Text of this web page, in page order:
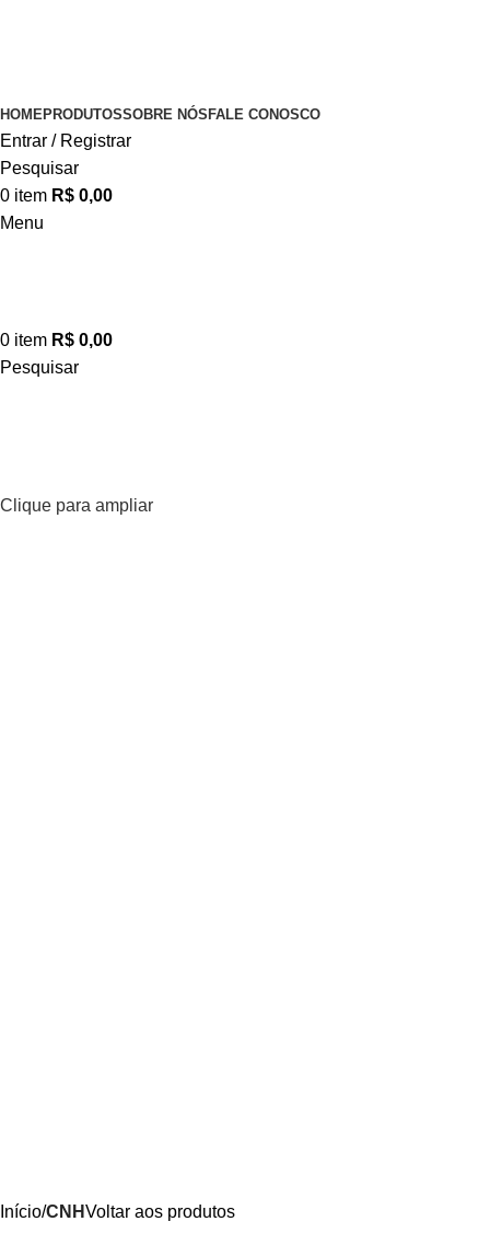
HOMEPRODUTOSSOBRE NÓS FALE CONOSCO
Entrar / Registrar
Pesquisar
0 item R$ 0,00
Menu
0 item R$ 0,00
Pesquisar
Clique para ampliar
Início CNHVoltar aos produtos